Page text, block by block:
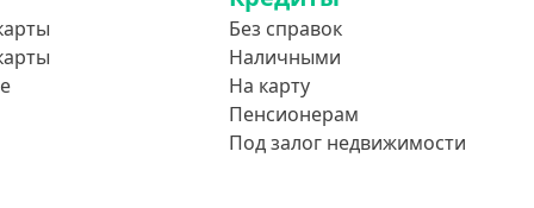
В декрете
Обеспечение
Без справок
Наличными
На карту
Пенсионерам
Под залог недвижимости